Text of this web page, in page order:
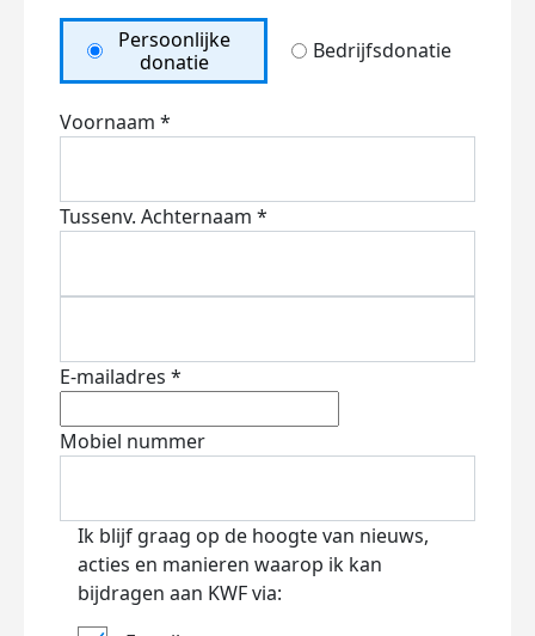
Persoonlijke
donatie
Bedrijfsdonatie
Voornaam *
Tussenv. Achternaam *
E-mailadres *
Mobiel nummer
Ik blijf graag op de hoogte van nieuws,
acties en manieren waarop ik kan
bijdragen aan KWF via: